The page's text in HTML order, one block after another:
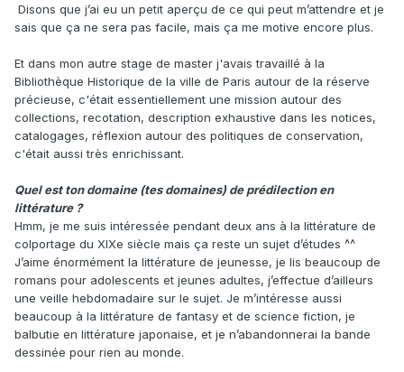
Disons que j’ai eu un petit aperçu de ce qui peut m’attendre et je
sais que ça ne sera pas facile, mais ça me motive encore plus.
Et dans mon autre stage de master j'avais travaillé à la
Bibliothèque Historique de la ville de Paris autour de la réserve
précieuse, c'était essentiellement une mission autour des
collections, recotation, description exhaustive dans les notices,
catalogages, réflexion autour des politiques de conservation,
c'était aussi très enrichissant.
Quel est ton domaine (tes domaines) de prédilection en
littérature ?
Hmm, je me suis intéressée pendant deux ans à la littérature de
colportage du XIXe siècle mais ça reste un sujet d’études ^^
J’aime énormément la littérature de jeunesse, je lis beaucoup de
romans pour adolescents et jeunes adultes, j’effectue d’ailleurs
une veille hebdomadaire sur le sujet. Je m’intéresse aussi
beaucoup à la littérature de fantasy et de science fiction, je
balbutie en littérature japonaise, et je n’abandonnerai la bande
dessinée pour rien au monde.